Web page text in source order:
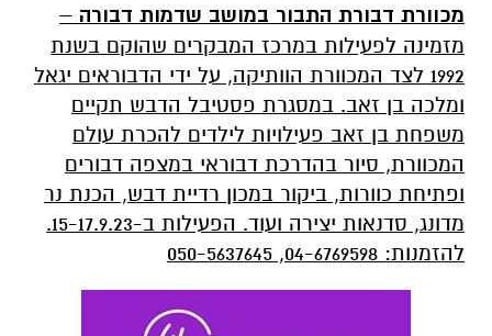
מכוורת דבורת התבור במושב שדמות דבורה –
מזמינה לפעילות במרכז המבקרים שהוקם בשנת
1992 לצד המכוורת הוותיקה, על ידי הדבוראים יגאל
ומלכה בן זאב. במסגרת פסטיבל הדבש תקיים
משפחת בן זאב פעילויות לילדים להכרת עולם
המכוורת, סיור בהדרכת דבוראי במצפה דבורים
ופתיחת כוורות, ביקור במכון רדיית דבש, הכנת נר
מדונג, סדנאות יצירה ועוד. הפעילות ב-15-17.9.23.
להזמנות: 04-6769598, 050-5637645